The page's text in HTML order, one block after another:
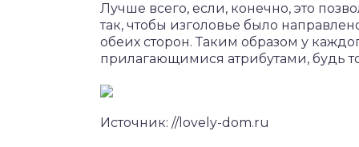
Лучше всего, если, конечно, это
так, чтобы изголовье было
обеих сторон. Таким образом у
прилагающимися атрибутами, будь
Источник: //lovely-dom.ru